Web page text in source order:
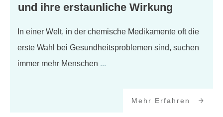
und ihre erstaunliche Wirkung
In einer Welt, in der chemische Medikamente oft die
erste Wahl bei Gesundheitsproblemen sind, suchen
immer mehr Menschen ...
Mehr Erfahren